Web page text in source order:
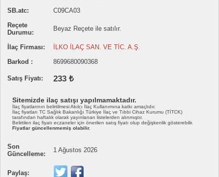
SB.atc:
C09CA03
Reçete
Durumu:
Beyaz Reçete ile satılır.
İlaç Firması:
İLKO İLAÇ SAN. VE TİC. A.Ş.
Barkod :
8699680090368
Satış Fiyatı: 233 ₺
Sitemizde ilaç satışı yapılmamaktadır.
İlaç fiyatlarının belirtilmesi Akılcı İlaç Kullanımına katkı amaçlıdır.
İlaç fiyatları TC Sağlık Bakanlığı Türkiye İlaç ve Tıbbi Cihaz Kurumu (TİTCK)
tarafından haftalık olarak yayınlanan listelerden alınmıştır.
Belirtilen ilaç fiyatı eczaneler için önerilen satış fiyatı olup değişkenlik gösterebilir.
Fiyatlar güncellenmemiş olabilir.
Son
Güncelleme:
1 Ağustos 2026
Paylaş: